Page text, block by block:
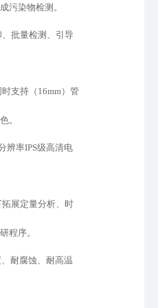
污染物检测。
批量检测、引导
支持（ 16mm）管
。
辨率IPS级高清电
展定量分析、时
程序。
耐腐蚀、耐高温